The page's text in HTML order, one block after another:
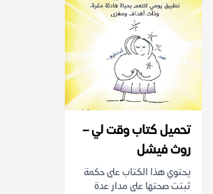
تحميل كتاب وقت لي –
روث فيشل
يحتوي هذا الكتاب على حكمة
ثبتت صحتها على مدار عدة